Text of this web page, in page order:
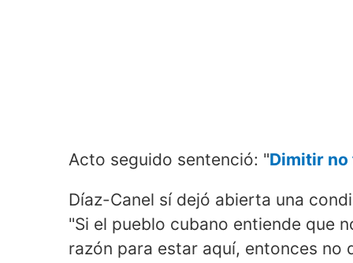
Acto seguido sentenció: "Dimitir
Díaz-Canel sí dejó abierta una
"Si el pueblo cubano entiende que
razón para estar aquí, entonces no